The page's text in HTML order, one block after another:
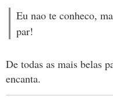
Eu nao te conheco,
par!
De todas as mais belas
encanta.